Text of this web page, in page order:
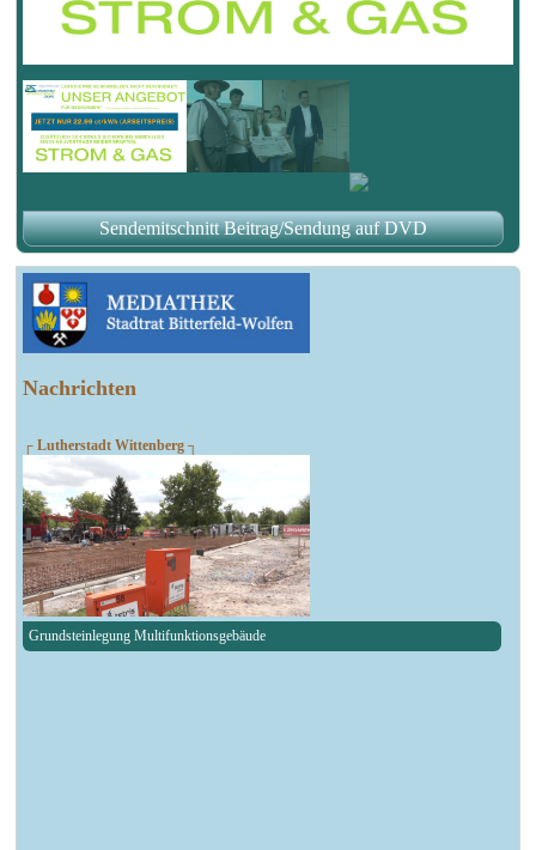
Nachrichten
┌ Lutherstadt Wittenberg ┐
Grundsteinlegung Multifunktionsgebäude
Sendemitschnitt Beitrag/Sendung auf DVD